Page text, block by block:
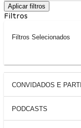
Aplicar filtros
Filtros
Filtros Selecionados
CONVIDADOS E
PODCASTS